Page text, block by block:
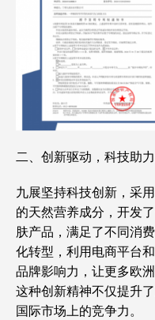
二、创新驱动，科技助
九展坚持科技创新，采
的天然营养成分，开发
肤产品，满足了不同消
化转型，利用电商平台
品牌影响力，让更多欧
这种创新精神不仅提升
国际市场上的竞争力。